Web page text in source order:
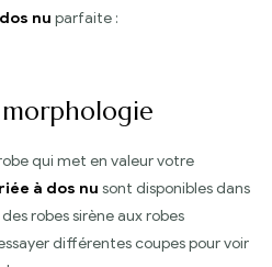
nu parfaite :
qui met en valeur votre
à dos nu sont disponibles dans
robes sirène aux robes
différentes coupes pour voir